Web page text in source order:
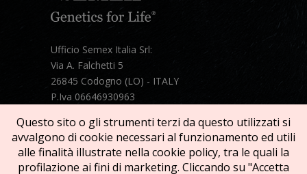
Ufficio Semex Italia Srl:
Via A. Falchetti 5
26845 Codogno (LO) - ITALY
P.Iva 06646930963
Mail: semex@semexitalia.it
Guarda la mappa
Questo sito o gli strumenti terzi da questo utilizzati si
avvalgono di cookie necessari al funzionamento ed utili
alle finalità illustrate nella cookie policy, tra le quali la
profilazione ai fini di marketing. Cliccando su "Accetta